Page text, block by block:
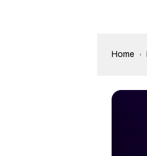
Home